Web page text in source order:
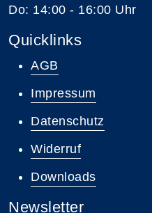
Do: 14:00 - 16:00 Uhr
Quicklinks
AGB
Impressum
Datenschutz
Widerruf
Downloads
Newsletter